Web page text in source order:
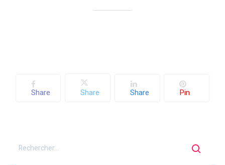
Share Share Share Pin